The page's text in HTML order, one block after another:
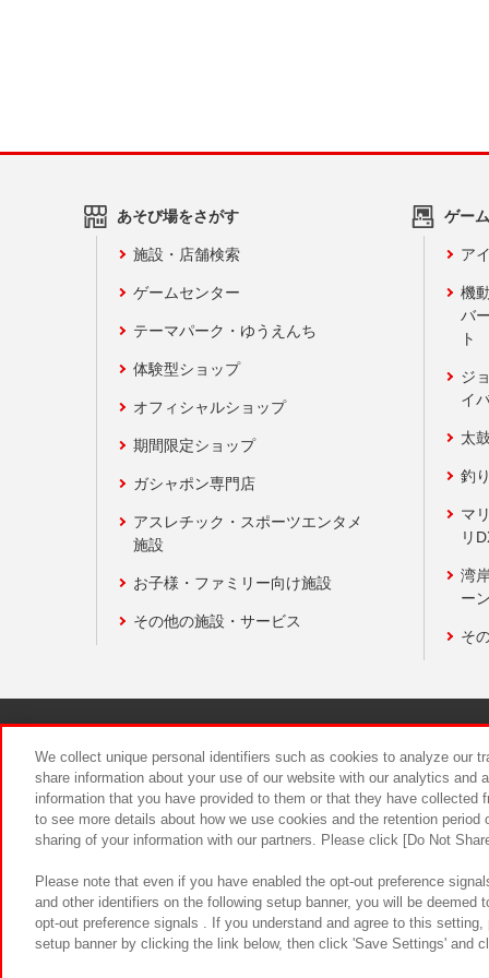
あそび場をさがす
施設・店舗検索
ゲームセンター
テーマパーク・ゆうえんち
体験型ショップ
オフィシャルショップ
期間限定ショップ
ガシャポン専門店
アスレチック・スポーツエンタメ
施設
お子様・ファミリー向け施設
その他の施設・サービス
ゲー
ア
機
バ
ト
ジ
イ
太
釣
マ
リ
湾
ー
そ
食品のご
We collect unique personal identifiers such as cookies to analyze our
share information about your use of our website with our analytics and
information that you have provided to them or that they have
to see more details about how we use cookies and the retention
sharing of your information with our partners. Please click [Do Not
Please note that even if you have enabled the opt-out preference
and other identifiers on the following setup banner, you will be
opt-out preference signals . If you understand and agree to this
setup banner by clicking the link below, then click 'Save Settings' and